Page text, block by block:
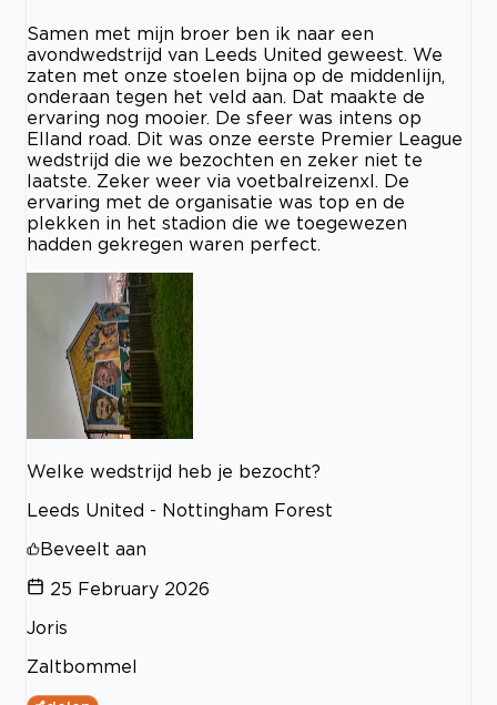
Samen met mijn broer ben ik naar een
avondwedstrijd van Leeds United geweest. We
zaten met onze stoelen bijna op de middenlijn,
onderaan tegen het veld aan. Dat maakte de
ervaring nog mooier. De sfeer was intens op
Elland road. Dit was onze eerste Premier League
wedstrijd die we bezochten en zeker niet te
laatste. Zeker weer via voetbalreizenxl. De
ervaring met de organisatie was top en de
plekken in het stadion die we toegewezen
hadden gekregen waren perfect.
Welke wedstrijd heb je bezocht?
Leeds United - Nottingham Forest
Beveelt aan
25 February 2026
Joris
Zaltbommel